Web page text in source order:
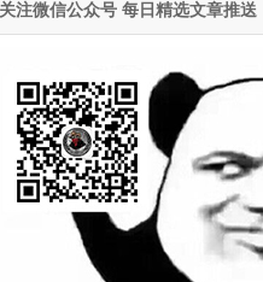
关注微信公众号 每日精选文章推送